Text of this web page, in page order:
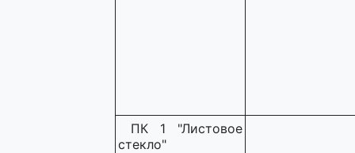
ПК 1 "Листовое
стекло"